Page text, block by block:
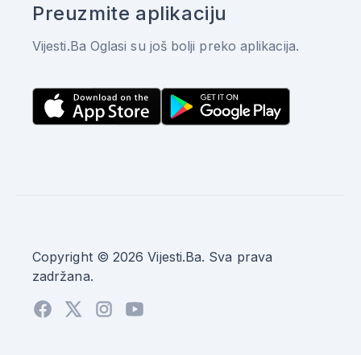
Preuzmite aplikaciju
Vijesti.Ba Oglasi su još bolji preko aplikacija.
Copyright © 2026 Vijesti.Ba. Sva prava
zadržana.